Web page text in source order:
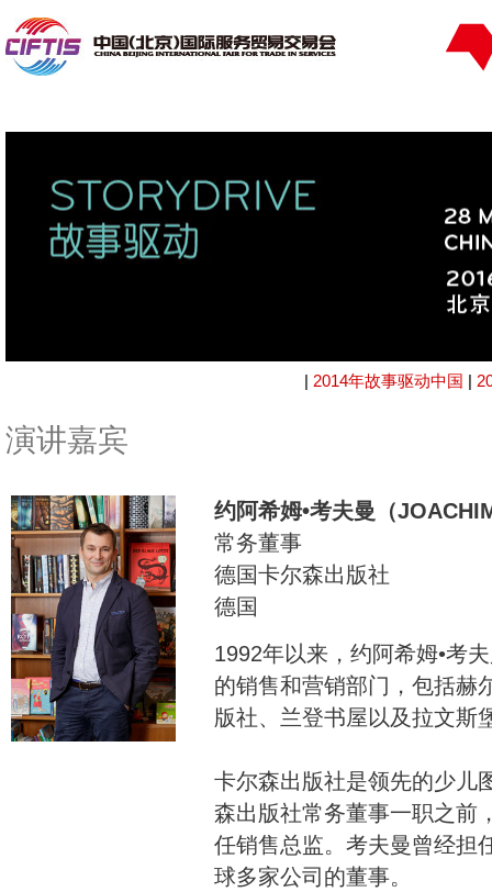
| 2014年故事驱动中国 |
演讲嘉宾
约阿希姆•考夫曼（
常务董事
德国卡尔森出版社
德国
1992年以来，约阿希姆•考
的销售和营销部门，包括赫
版社、兰登书屋以及拉文斯
卡尔森出版社是领先的少儿
森出版社常务董事一职之前
任销售总监。考夫曼曾经担
球多家公司的董事。